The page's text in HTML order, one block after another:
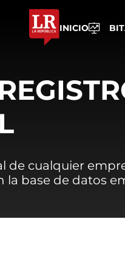
INICIO
de cualquier
la base de datos